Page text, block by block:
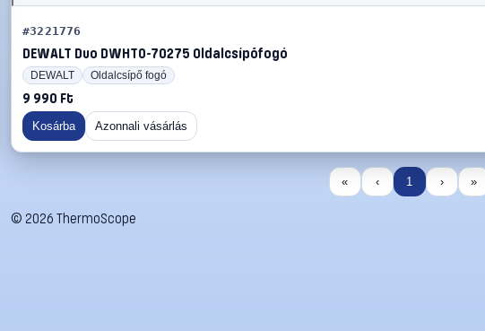
#3221776
DEWALT Duo DWHT0-70275 Oldalcsípőfogó
DEWALT Oldalcsípő fogó
9 990 Ft
Kosárba Azonnali vásárlás
« ‹ 1 › »
© 2026 ThermoScope